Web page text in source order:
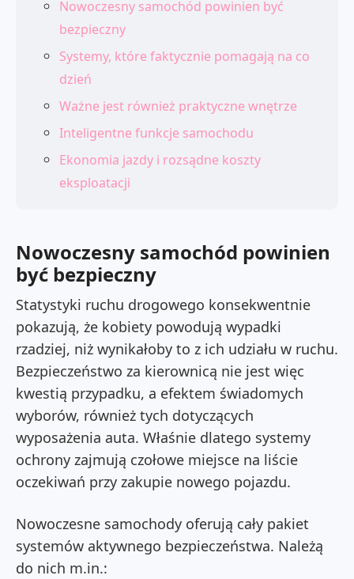
Nowoczesny samochód powinien być
bezpieczny
Systemy, które faktycznie pomagają na co
dzień
Ważne jest również praktyczne wnętrze
Inteligentne funkcje samochodu
Ekonomia jazdy i rozsądne koszty
eksploatacji
Nowoczesny samochód powinien
być bezpieczny
Statystyki ruchu drogowego konsekwentnie
pokazują, że kobiety powodują wypadki
rzadziej, niż wynikałoby to z ich udziału w ruchu.
Bezpieczeństwo za kierownicą nie jest więc
kwestią przypadku, a efektem świadomych
wyborów, również tych dotyczących
wyposażenia auta. Właśnie dlatego systemy
ochrony zajmują czołowe miejsce na liście
oczekiwań przy zakupie nowego pojazdu.
Nowoczesne samochody oferują cały pakiet
systemów aktywnego bezpieczeństwa. Należą
do nich m.in.: